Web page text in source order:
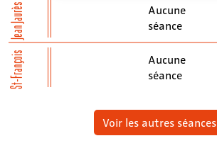
Jean Jaurès
St-François
Aucune
séance
Aucune
séance
Voir les autres séances